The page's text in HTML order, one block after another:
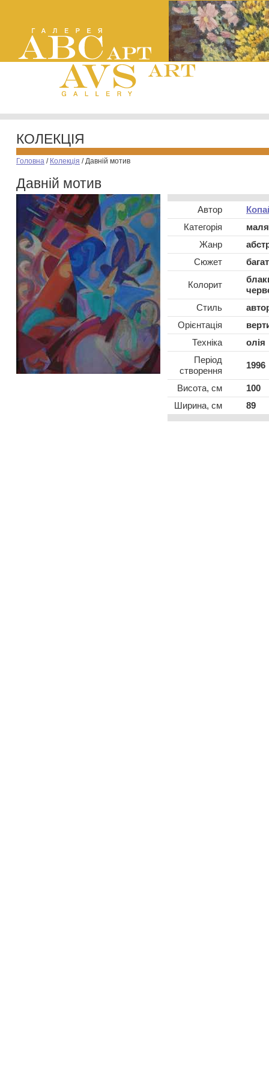
КОЛЕКЦІЯ
Головна / Колекція /Давній мотив
Давній мотив
Автор
Категорія
Жанр
Сюжет
Колорит
Стиль
Oрієнтація
Техніка
олія
Період
створення
1996
Висота, см
100
Ширина, см
89